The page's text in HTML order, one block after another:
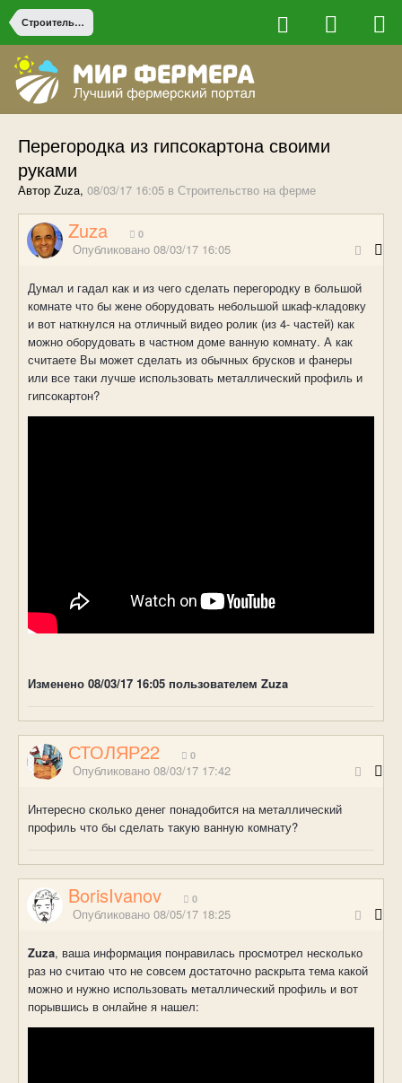
Строительство на ферме
Перегородка из гипсокартона своими
руками
Автор Zuza, 08/03/17 16:05 в Строительство на ферме
Zuza 0
Опубликовано 08/03/17 16:05
Думал и гадал как и из чего сделать перегородку в большой
комнате что бы жене оборудовать небольшой шкаф-кладовку
и вот наткнулся на отличный видео ролик (из 4- частей) как
можно оборудовать в частном доме ванную комнату. А как
считаете Вы может сделать из обычных брусков и фанеры
или все таки лучше использовать металлический профиль и
гипсокартон?
Изменено 08/03/17 16:05 пользователем Zuza
СТОЛЯР22 0
Опубликовано 08/03/17 17:42
Интересно сколько денег понадобится на металлический
профиль что бы сделать такую ванную комнату?
BorisIvanov 0
Опубликовано 08/05/17 18:25
Zuza, ваша информация понравилась просмотрел несколько
раз но считаю что не совсем достаточно раскрыта тема какой
можно и нужно использовать металлический профиль и вот
порывшись в онлайне я нашел: